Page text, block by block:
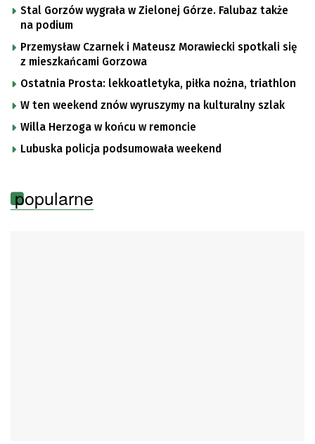
Stal Gorzów wygrała w Zielonej Górze. Falubaz także
na podium
Przemysław Czarnek i Mateusz Morawiecki spotkali się
z mieszkańcami Gorzowa
Ostatnia Prosta: lekkoatletyka, piłka nożna, triathlon
W ten weekend znów wyruszymy na kulturalny szlak
Willa Herzoga w końcu w remoncie
Lubuska policja podsumowała weekend
popularne